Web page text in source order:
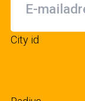
City id